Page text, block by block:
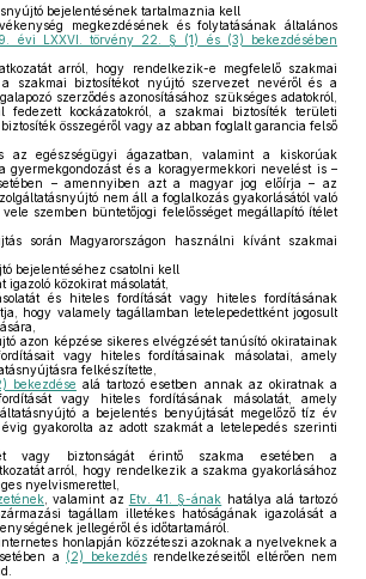
bejelentésének tartalmaznia kell
megkezdésének és folytatásának általános
évi LXXVI. törvény 22. § (1) és (3) bekezdésében
arról, hogy rendelkezik-e megfelelő szakmai
szakmai biztosítékot nyújtó szervezet nevéről és a
szerződés azonosításához szükséges adatokról,
fedezett kockázatokról, a szakmai biztosíték területi
összegéről vagy az abban foglalt garancia felső
az egészségügyi ágazatban, valamint a kiskorúak
gyermekgondozást és a koragyermekkori nevelést is –
– amennyiben azt a magyar jog előírja – az
nem áll a foglalkozás gyakorlásától való
szemben büntetőjogi felelősséget megállapító ítélet
során Magyarországon használni kívánt szakmai
bejelentéséhez csatolni kell
igazoló közokirat másolatát,
és hiteles fordítását vagy hiteles fordításának
hogy valamely tagállamban letelepedettként jogosult
azon képzése sikeres elvégzését tanúsító okiratainak
vagy hiteles fordításainak másolatai, amely
felkészítette,
bekezdése alá tartozó esetben annak az okiratnak a
vagy hiteles fordításának másolatát, amely
a bejelentés benyújtását megelőző tíz év
gyakorolta az adott szakmát a letelepedés szerinti
vagy biztonságát érintő szakma esetében a
arról, hogy rendelkezik a szakma gyakorlásához
nyelvismerettel,
, valamint az Etv. 41. §-ának hatálya alá tartozó
tagállam illetékes hatóságának igazolását a
jellegéről és időtartamáról.
honlapján közzéteszi azoknak a nyelveknek a
a (2) bekezdésrendelkezéseitől eltérően nem